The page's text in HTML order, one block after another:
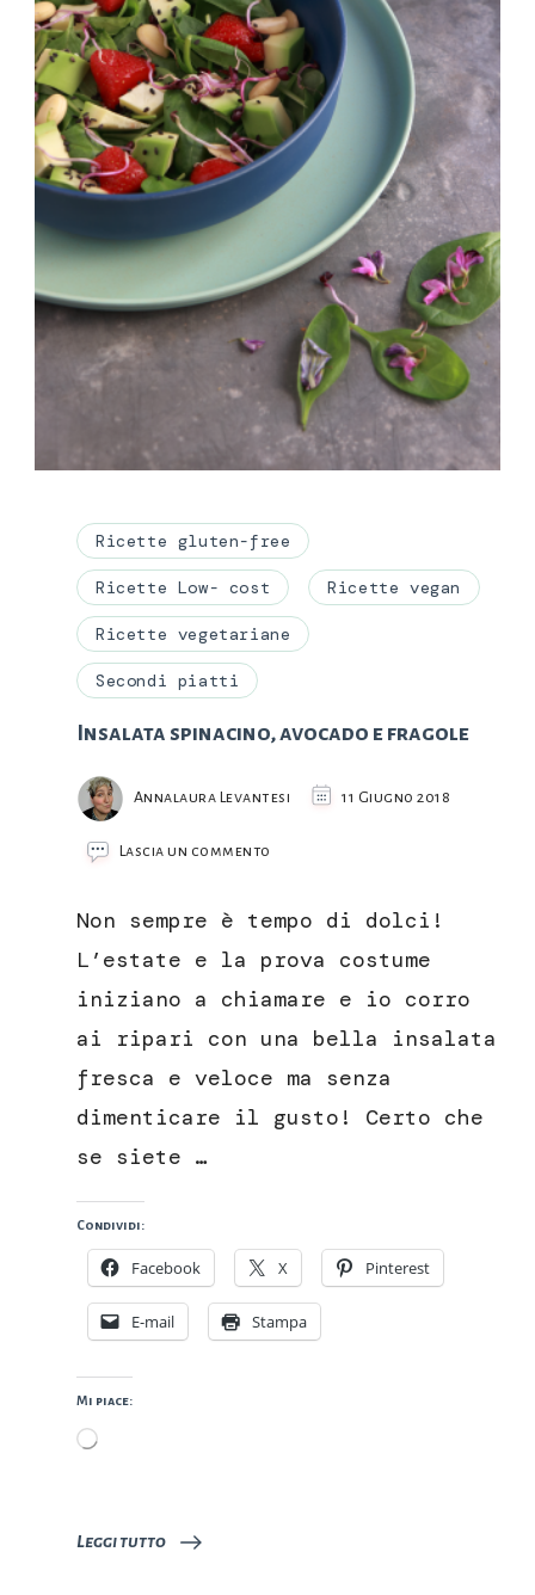
Ricette gluten-free
Ricette Low- cost Ricette vegan
Ricette vegetariane
Secondi piatti
Insalata spinacino, avocado e fragole
Annalaura Levantesi 11 Giugno 2018
Lascia un commento
avocado
Non sempre è tempo di dolci!
L’estate e la prova costume
iniziano a chiamare e io corro
ai ripari con una bella insalata
fresca e veloce ma senza
dimenticare il gusto! Certo che
se siete …
Condividi:
Facebook X Pinterest
E-mail Stampa
Mi piace:
Caricamento
Leggi tutto